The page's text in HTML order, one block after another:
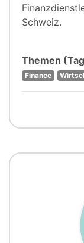
Schweiz.
Themen
Finance